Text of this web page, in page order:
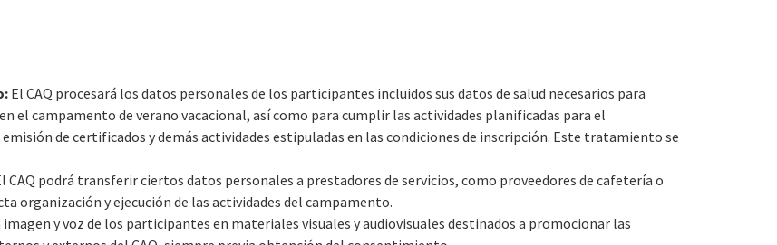
El CAQ procesará los datos personales de los participantes incluidos sus datos de salud necesarios para
el campamento de verano vacacional, así como para cumplir las actividades planificadas para el
de certificados y demás actividades estipuladas en las condiciones de inscripción. Este tratamiento se
CAQ podrá transferir ciertos datos personales a prestadores de servicios, como proveedores de cafetería o
organización y ejecución de las actividades del campamento.
y voz de los participantes en materiales visuales y audiovisuales destinados a promocionar las